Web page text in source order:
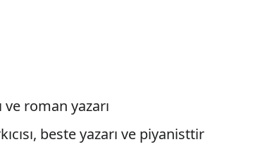
ve roman yazarı
beste yazarı ve piyanisttir